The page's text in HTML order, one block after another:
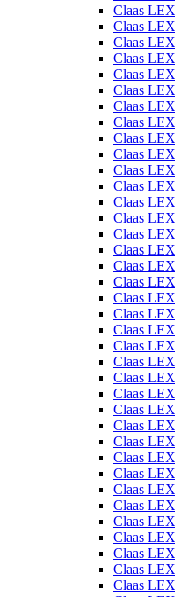
Claas
Claas
Claas
Claas
Claas
Claas
Claas
Claas
Claas
Claas
Claas
Claas
Claas
Claas
Claas
Claas
Claas
Claas
Claas
Claas
Claas
Claas
Claas
Claas
Claas
Claas
Claas
Claas
Claas
Claas
Claas
Claas
Claas
Claas
Claas
Claas
Claas